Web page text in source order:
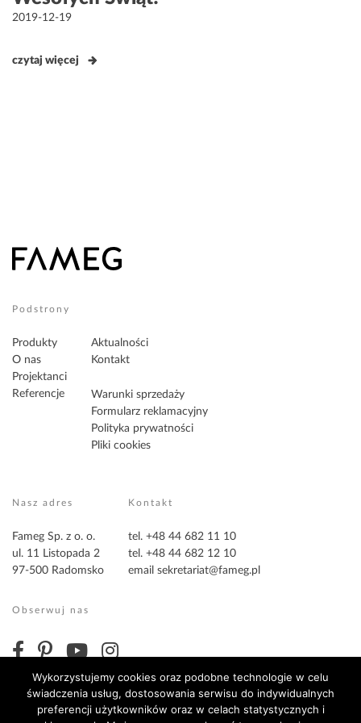
Opublikowane
2019-12-19
czytaj więcej
Podstrony
Produkty
O nas
Projektanci
Referencje
Aktualności
Kontakt
Warunki sprzedaży
Formularz reklamacyjny
Polityka prywatności
Pliki cookies
Nasz adres
Fameg Sp. z o. o.
ul. 11 Listopada 2
97-500 Radomsko
Kontakt
tel. +48 44 682 11 10
tel. +48 44 682 12 10
email sekretariat@fameg.pl
Obserwuj nas
Wykorzystujemy cookies oraz podobne technologie w celu
świadczenia usług, dostosowania serwisu do indywidualnych
preferencji użytkowników oraz w celach statystycznych i